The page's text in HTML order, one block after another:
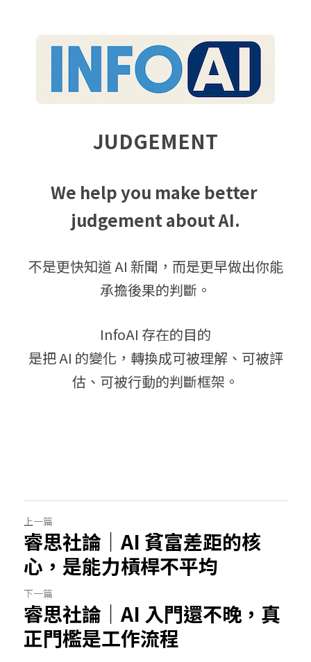
JUDGEMENT
We help you make better
judgement about AI.
不是更快知道 AI 新聞，而是更早做出你能
承擔後果的判斷。
InfoAI 存在的目的
是把 AI 的變化，轉換成可被理解、可被評
估、可被行動的判斷框架。
上一篇
睿思社論｜AI 貧富差距的核
心，是能力槓桿不平均
下一篇
睿思社論｜AI 入門還不晚，真
正門檻是工作流程